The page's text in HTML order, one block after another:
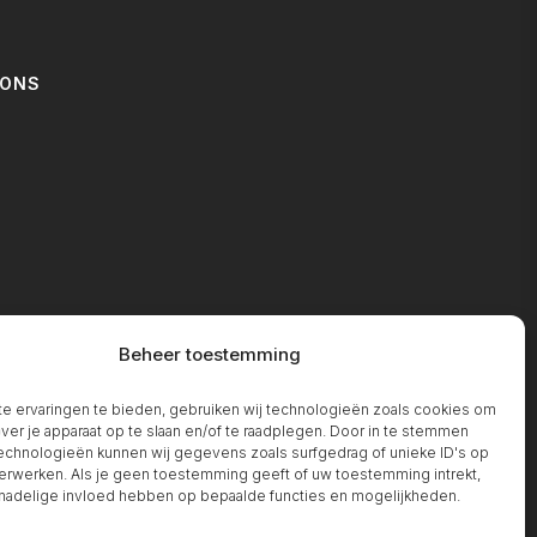
Beheer toestemming
ervaringen te bieden, gebruiken wij technologieën zoals cookies om
je apparaat op te slaan en/of te raadplegen. Door in te stemmen
kunnen wij gegevens zoals surfgedrag of unieke ID's op
Als je geen toestemming geeft of uw toestemming intrekt,
invloed hebben op bepaalde functies en mogelijkheden.